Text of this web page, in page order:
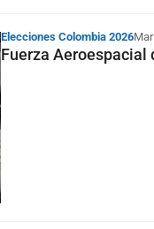
Elecciones Colombia 2026
Fuerza Aeroespacial